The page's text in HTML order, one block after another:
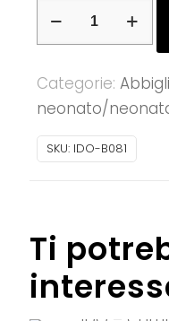
neonata
in
cotone
quantità
Categorie:
neonato/
SKU: IDO-B081
Ti